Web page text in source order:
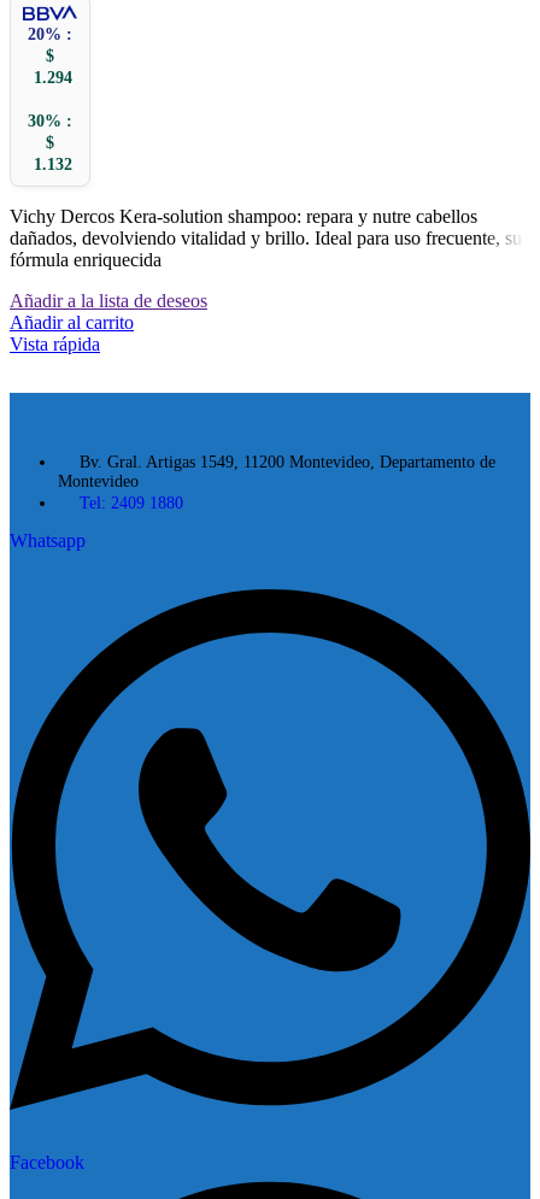
20% :
$
1.294
30% :
$
1.132
Vichy Dercos Kera-solution shampoo: repara y nutre cabellos
dañados, devolviendo vitalidad y brillo. Ideal para uso frecuente, su
fórmula enriquecida
Añadir a la lista de deseos
Añadir al carrito
Vista rápida
Bv. Gral. Artigas 1549, 11200 Montevideo, Departamento de
Montevideo
Tel: 2409 1880
Whatsapp
Facebook